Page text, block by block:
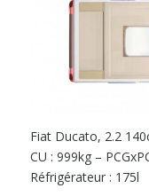
Fiat Ducato, 2.2
CU : 999kg –
Réfrigérateur : 175l